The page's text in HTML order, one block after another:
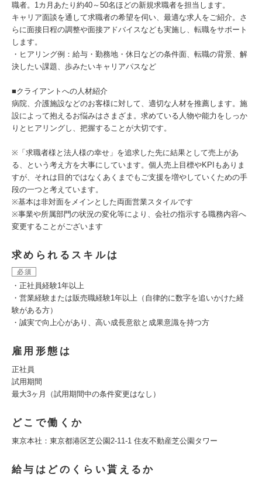
職者。1カ月あたり約40～50名ほどの新規求職者を担当します。
キャリア面談を通して求職者の希望を伺い、最適な求人をご紹介。さ
らに面接日程の調整や面接アドバイスなども実施し、転職をサポート
します。
・ヒアリング例：給与・勤務地・休日などの条件面、転職の背景、解
決したい課題、歩みたいキャリアパスなど
■クライアントへの人材紹介
病院、介護施設などのお客様に対して、適切な人材を推薦します。施
設によって抱えるお悩みはさまざま。求めている人物や能力をしっか
りとヒアリングし、把握することが大切です。
※「求職者様と法人様の幸せ」を追求した先に結果として売上があ
る、という考え方を大事にしています。個人売上目標やKPIもありま
すが、それは目的ではなくあくまでもご支援を増やしていくための手
段の一つと考えています。
※基本は非対面をメインとした両面営業スタイルです
※事業や所属部門の状況の変化等により、会社の指示する職務内容へ
変更することがございます
求められるスキルは
必須
・正社員経験1年以上
・営業経験または販売職経験1年以上（自律的に数字を追いかけた経
験がある方）
・誠実で向上心があり、高い成長意欲と成果意識を持つ方
雇用形態は
正社員
試用期間
最大3ヶ月（試用期間中の条件変更はなし）
どこで働くか
東京本社：東京都港区芝公園2-11-1 住友不動産芝公園タワー
給与はどのくらい貰えるか